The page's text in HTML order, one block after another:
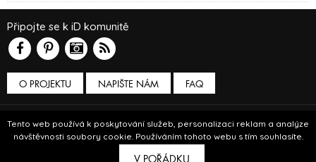
Tento web používá k poskytování služeb, personalizaci reklam a analýze
návštěvnosti soubory cookie. Používáním tohoto webu s tím souhlasíte.
V POŘÁDKU
O PROJEKTU NAPIŠTE NÁM
Připojte se k iD komunitě
FAQ
Podmínky používání
© Insidecor 2013-2019.